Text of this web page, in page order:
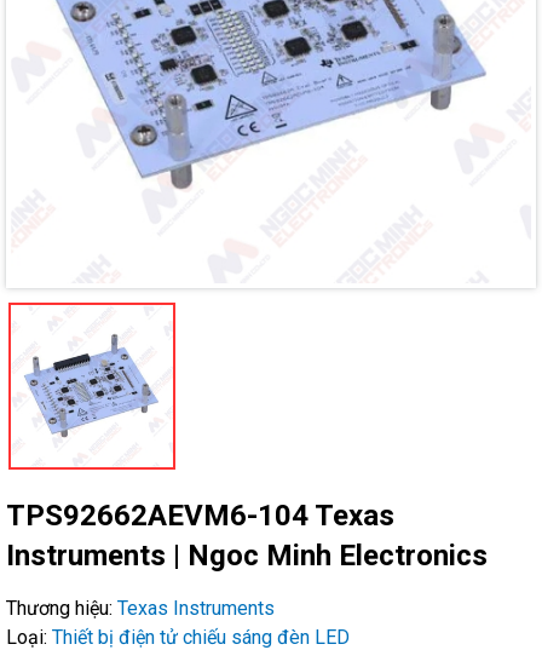
TPS92662AEVM6-104 Texas
Instruments | Ngoc Minh Electronics
Thương hiệu: Texas Instruments
Loại: Thiết bị điện tử chiếu sáng đèn LED
Mã giảm giá:
Ngày hết hạn: